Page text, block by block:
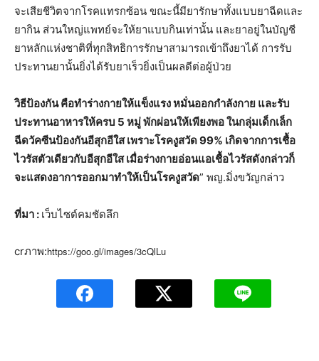
จะเสียชีวิตจากโรคแทรกซ้อน ขณะนี้มียารักษาทั้งแบบยาฉีดและ
ยากิน ส่วนใหญ่แพทย์จะให้ยาแบบกินเท่านั้น และยาอยู่ในบัญชี
ยาหลักแห่งชาติที่ทุกสิทธิการรักษาสามารถเข้าถึงยาได้ การรับ
ประทานยานั้นยิ่งได้รับยาเร็วยิ่งเป็นผลดีต่อผู้ป่วย
วิธีป้องกัน คือทำร่างกายให้แข็งแรง หมั่นออกกำลังกาย และรับ
ประทานอาหารให้ครบ 5 หมู่ พักผ่อนให้เพียงพอ ในกลุ่มเด็กเล็ก
ฉีดวัคซีนป้องกันอีสุกอีใส เพราะโรคงูสวัด 99% เกิดจากการเชื้อ
ไวรัสตัวเดียวกับอีสุกอีใส เมื่อร่างกายอ่อนแอเชื้อไวรัสดังกล่าวก็
จะแสดงอาการออกมาทำให้เป็นโรคงูสวัด” พญ.มิ่งขวัญกล่าว
ที่มา : เว็บไซต์คมชัดลึก
crภาพ:https://goo.gl/images/3cQlLu